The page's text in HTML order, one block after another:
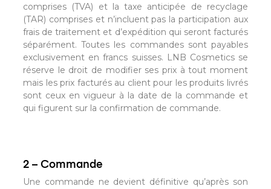
comprises (TVA) et la taxe anticipée de recyclage
(TAR) comprises et n’incluent pas la participation aux
frais de traitement et d’expédition qui seront facturés
séparément. Toutes les commandes sont payables
exclusivement en francs suisses. LNB Cosmetics se
réserve le droit de modifier ses prix à tout moment
mais les prix facturés au client pour les produits livrés
sont ceux en vigueur à la date de la commande et
qui figurent sur la confirmation de commande.
2 – Commande
Une commande ne devient définitive qu’après son